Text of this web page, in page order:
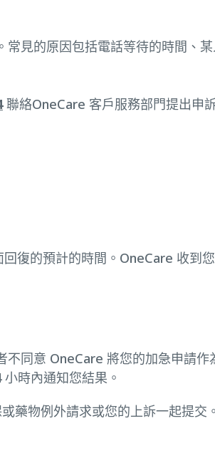
見的原因包括電話等待的時間、
聯絡OneCare 客戶服務部門提出申
復的預計的時間。OneCare 收到
同意 OneCare 將您的加急申請作
時內通知您結果。
藥物例外請求或您的上訴一起提交。